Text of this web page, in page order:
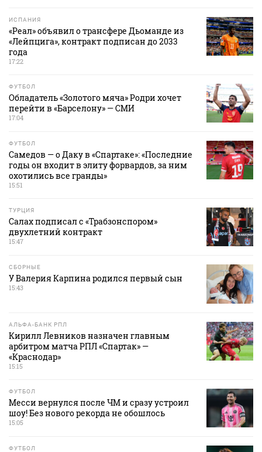
ИСПАНИЯ
«Реал» объявил о трансфере Дьоманде из
«Лейпцига», контракт подписан до 2033
года
17:22
ФУТБОЛ
Обладатель «Золотого мяча» Родри хочет
перейти в «Барселону» — СМИ
17:04
ФУТБОЛ
Самедов — о Даку в «Спартаке»: «Последние
годы он входит в элиту форвардов, за ним
охотились все гранды»
15:51
ТУРЦИЯ
Салах подписал с «Трабзонспором»
двухлетний контракт
15:47
СБОРНЫЕ
У Валерия Карпина родился первый сын
15:43
АЛЬФА-БАНК РПЛ
Кирилл Левников назначен главным
арбитром матча РПЛ «Спартак» —
«Краснодар»
15:15
ФУТБОЛ
Месси вернулся после ЧМ и сразу устроил
шоу! Без нового рекорда не обошлось
15:05
ФУТБОЛ